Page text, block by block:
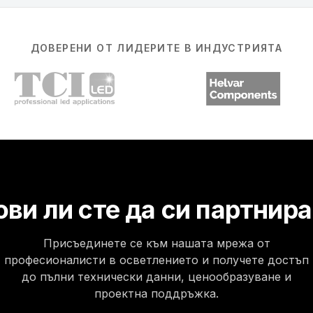
ДОВЕРЕНИ ОТ ЛИДЕРИТЕ В ИНДУСТРИЯТА
ли сте да си
Присъединете се към нашата мрежа от
професионалисти в осветлението и получете достъп
до пълни технически данни, ценообразуване и
проектна поддръжка.